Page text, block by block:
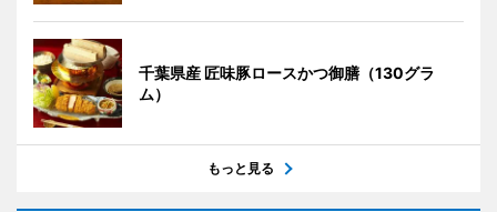
千葉県産 匠味豚ロースかつ御膳（130グラ
ム）
もっと見る